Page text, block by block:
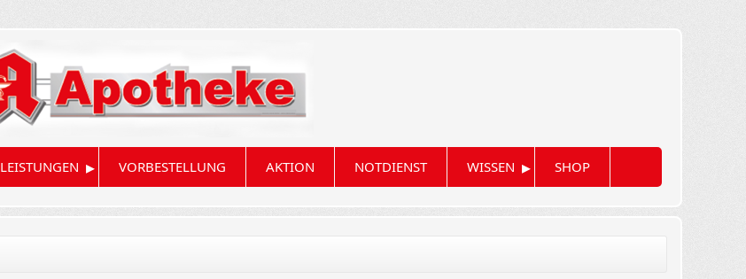
LEISTUNGEN ▸ VORBESTELLUNG AKTION NOTDIENST WISSEN ▸ SHOP